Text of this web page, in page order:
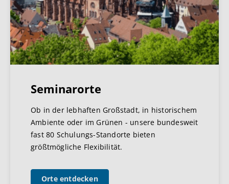
Seminarorte
Ob in der lebhaften Großstadt, in historischem
Ambiente oder im Grünen - unsere bundesweit
fast 80 Schulungs-Standorte bieten
größtmögliche Flexibilität.
Orte entdecken